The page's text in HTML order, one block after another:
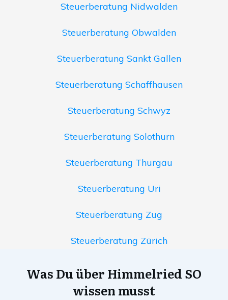
Steuerberatung Nidwalden
Steuerberatung Obwalden
Steuerberatung Sankt Gallen
Steuerberatung Schaffhausen
Steuerberatung Schwyz
Steuerberatung Solothurn
Steuerberatung Thurgau
Steuerberatung Uri
Steuerberatung Zug
Steuerberatung Zürich
Was Du über Himmelried SO
wissen musst